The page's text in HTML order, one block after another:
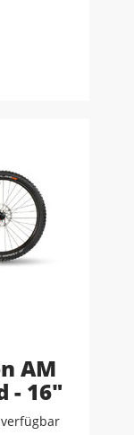
AM
- 16"